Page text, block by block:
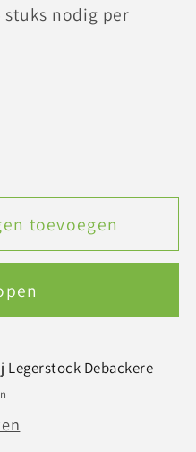
nodig per
toevoegen
Legerstock Debackere